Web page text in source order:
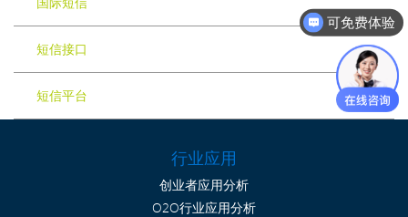
短信接口
短信平台
行业应用
创业者应用分析
O2O行业应用分析
可免费体验